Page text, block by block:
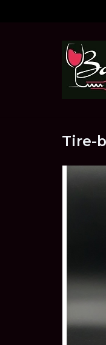
Tire-